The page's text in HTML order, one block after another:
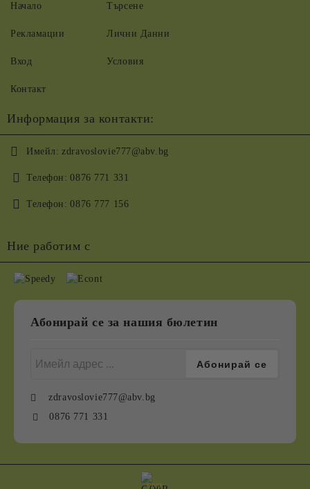
Начало
Рекламации
Вход
Контакт
Търсене
Лични Данни
Условия
Информация за контакти:
Имейл: zdravoslovie777@abv.bg
Телефон: 0876 771 331
Телефон: 0876 777 156
Ние работим с
Абонирай се за нашия бюлетин
zdravoslovie777@abv.bg
0876 771 331
GDPR